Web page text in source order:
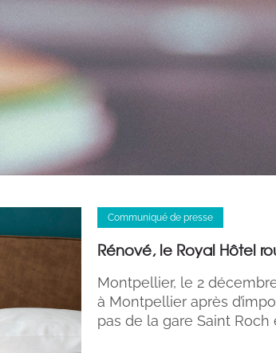
Communiqué de presse
Rénové, le Royal Hôtel
Montpellier, le 2
à Montpellier après
pas de la gare Saint Roch